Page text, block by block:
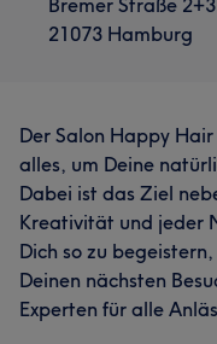
Bremer Straße 2+3
21073 Hamburg
Der Salon Happy
alles, um Deine
Dabei ist das Ziel
Kreativität und jeder
Dich so zu
Deinen nächsten
Experten für alle